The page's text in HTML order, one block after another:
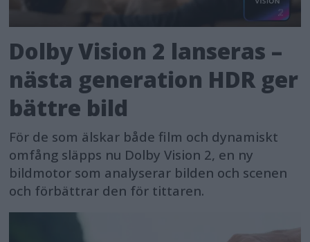
Dolby Vision 2 lanseras –
nästa generation HDR ger
bättre bild
För de som älskar både film och dynamiskt
omfång släpps nu Dolby Vision 2, en ny
bildmotor som analyserar bilden och scenen
och förbättrar den för tittaren.